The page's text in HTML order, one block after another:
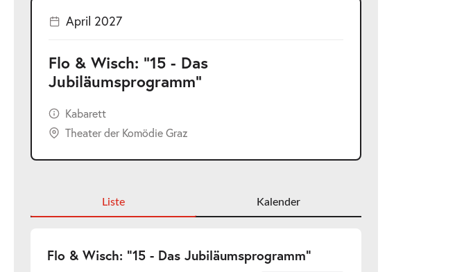
April 2027
Flo & Wisch: "15 - Das
Jubiläumsprogramm"
Kabarett
Theater der Komödie Graz
Liste Kalender
Flo & Wisch: "15 - Das Jubiläumsprogramm"